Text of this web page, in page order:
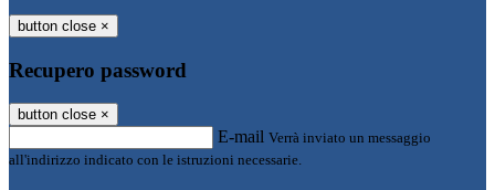
button close ×
Recupero password
button close ×
E-mail Verrà inviato un messaggio
all'indirizzo indicato con le istruzioni necessarie.